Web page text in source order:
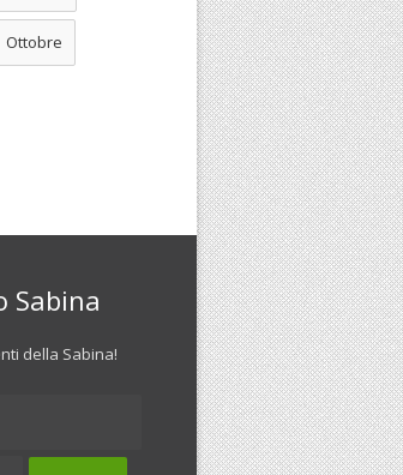
Ottobre
Sabina
della Sabina!